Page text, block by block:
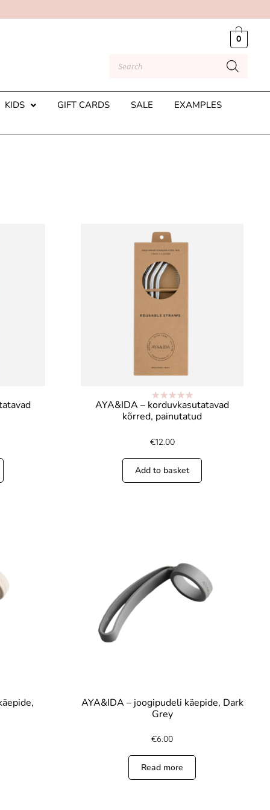
0
KIDS GIFT CARDS SALE
EXAMPLES
AYA&IDA – korduvkasutatavad
kõrred, painutatud
Rated5.00
out of 5
€12.00
Add to basket
AYA&IDA – joogipudeli käepide, Dark
Grey
€6.00
Read more